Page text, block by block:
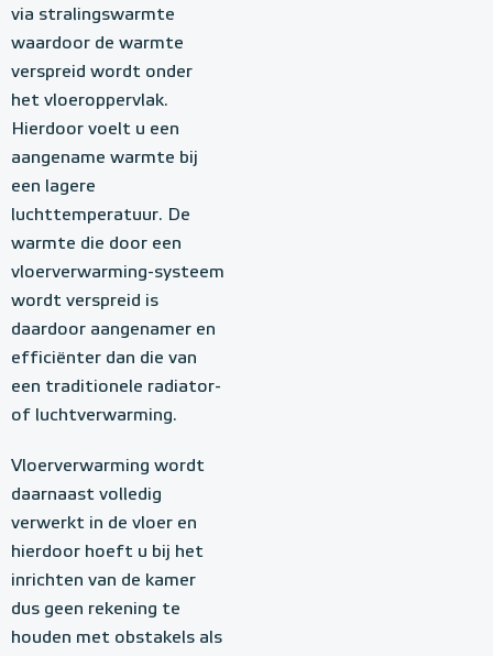
via stralingswarmte
waardoor de warmte
verspreid wordt onder
het vloeroppervlak.
Hierdoor voelt u een
aangename warmte bij
een lagere
luchttemperatuur. De
warmte die door een
vloerverwarming-systeem
wordt verspreid is
daardoor aangenamer en
efficiënter dan die van
een traditionele radiator-
of luchtverwarming.
Vloerverwarming wordt
daarnaast volledig
verwerkt in de vloer en
hierdoor hoeft u bij het
inrichten van de kamer
dus geen rekening te
houden met obstakels als